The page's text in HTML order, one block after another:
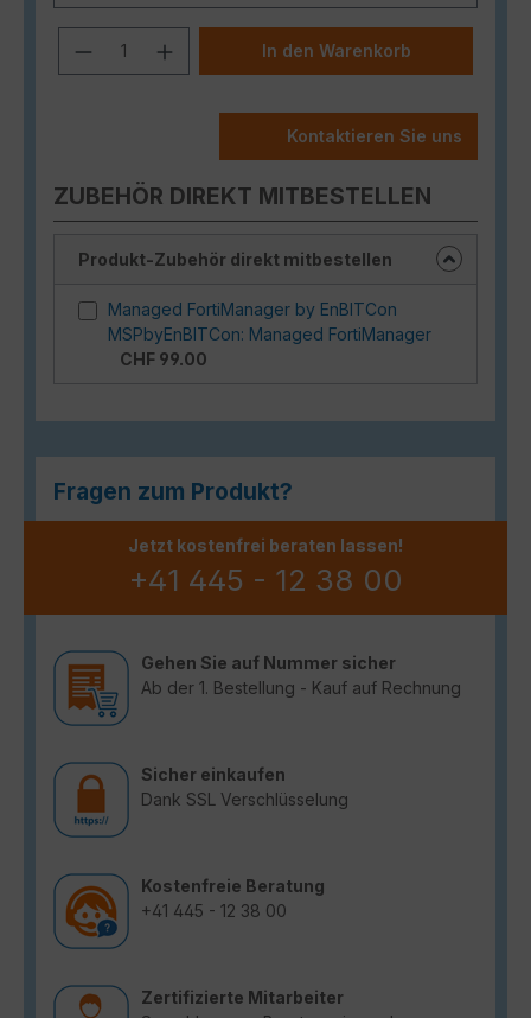
Produkt Anzahl: Gib den
In den Warenkorb
Kontaktieren Sie uns
ZUBEHÖR DIREKT MITBESTELLEN
Produkt-Zubehör direkt mitbestellen
Managed FortiManager by EnBITCon
MSPbyEnBITCon: Managed FortiManager
CHF 99.00
Fragen zum Produkt?
Jetzt kostenfrei beraten lassen!
+41 445 - 12 38 00
Gehen Sie auf Nummer sicher
Ab der 1. Bestellung - Kauf auf Rechnung
Sicher einkaufen
Dank SSL Verschlüsselung
Kostenfreie Beratung
+41 445 - 12 38 00
Zertifizierte Mitarbeiter